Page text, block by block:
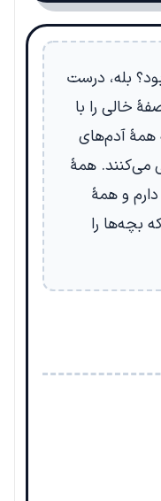
بله، درست
خالی را با
آدم‌های
می‌کنند. همۀ
و همۀ
بچه‌ها را